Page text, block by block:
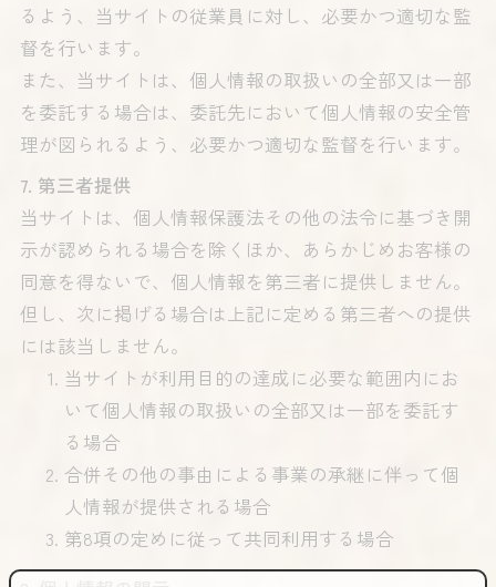
るよう、当サイトの従業員に対し、必要かつ適切な監
督を行います。
また、当サイトは、個人情報の取扱いの全部又は一部
を委託する場合は、委託先において個人情報の安全管
理が図られるよう、必要かつ適切な監督を行います。
7. 第三者提供
当サイトは、個人情報保護法その他の法令に基づき開
示が認められる場合を除くほか、あらかじめお客様の
同意を得ないで、個人情報を第三者に提供しません。
但し、次に掲げる場合は上記に定める第三者への提供
には該当しません。
当サイトが利用目的の達成に必要な範囲内にお
いて個人情報の取扱いの全部又は一部を委託す
る場合
合併その他の事由による事業の承継に伴って個
人情報が提供される場合
第8項の定めに従って共同利用する場合